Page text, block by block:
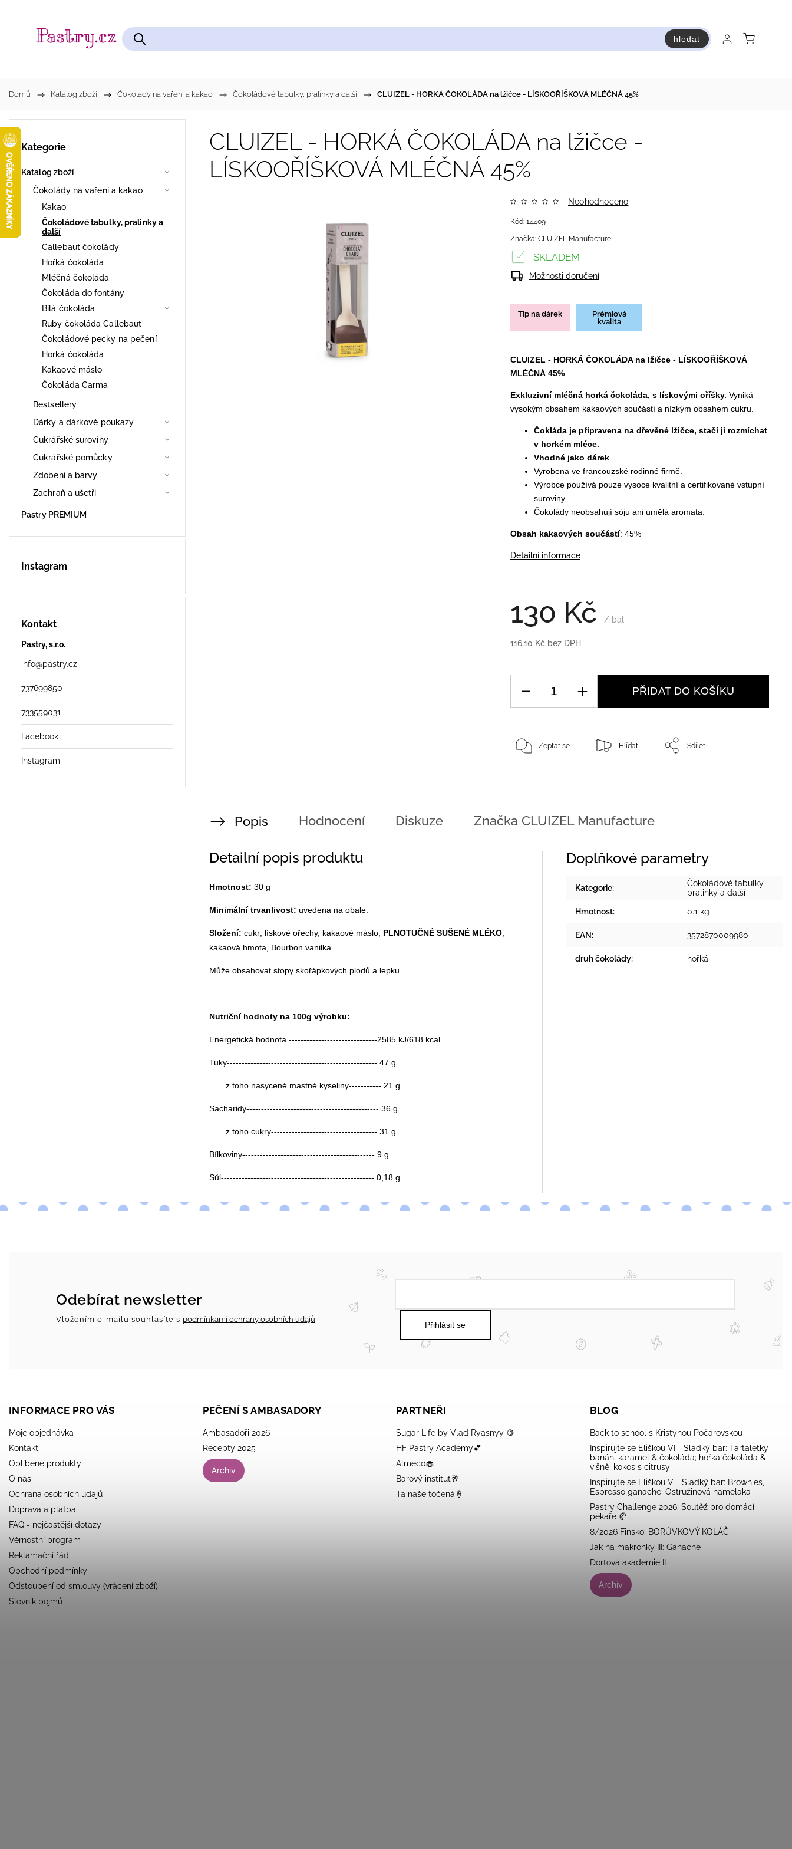
hledat
Domů / Katalog zboží / Čokolády na vaření a kakao / Čokoládové tabulky, pralinky a další / CLUIZEL - HORKÁ ČOKOLÁDA na lžičce - LÍSKOOŘÍŠKOVÁ MLÉČNÁ 45%
Kategorie
Katalog zboží
Čokolády na vaření a kakao
Kakao
Čokoládové tabulky, pralinky a
další
Callebaut čokolády
Hořká čokoláda
Mléčná čokoláda
Čokoláda do fontány
Bílá čokoláda
Ruby čokoláda Callebaut
Čokoládové pecky na pečení
Horká čokoláda
Kakaové máslo
Čokoláda Carma
Bestsellery
Dárky a dárkové poukazy
Cukrářské suroviny
Cukrářské pomůcky
Zdobení a barvy
Zachraň a ušetři
Pastry PREMIUM
Instagram
Kontakt
Pastry, s.r.o.
info@pastry.cz
737699850
733559031
Facebook
Instagram
CLUIZEL - HORKÁ ČOKOLÁDA na lžičce -
LÍSKOOŘÍŠKOVÁ MLÉČNÁ 45%
Značka: CLUIZEL Manufacture
Neohodnoceno
130 Kč / bal
116,10 Kč bez DPH
Kód: 14409
Tip na dárek
Prémiová
kvalita
CLUIZEL - HORKÁ ČOKOLÁDA na lžičce - LÍSKOOŘÍŠKOVÁ
MLÉČNÁ 45%
Exkluzivní mléčná horká čokoláda, s lískovými oříšky. Vyniká
vysokým obsahem kakaových součástí a nízkým obsahem cukru.
Čokláda je připravena na dřevěné lžičce, stačí ji rozmíchat
v horkém mléce.
Vhodné jako dárek
Vyrobena ve francouzské rodinné firmě.
Výrobce používá pouze vysoce kvalitní a certifikované vstupní
suroviny.
Čokolády neobsahují sóju ani umělá aromata.
Obsah kakaových součástí: 45%
Detailní informace
SKLADEM
Možnosti doručení
PŘIDAT DO KOŠÍKU
Zeptat se Hlídat Sdílet
Popis Hodnocení Diskuze Značka CLUIZEL Manufacture
Detailní popis produktu
Hmotnost: 30 g
Minimální trvanlivost: uvedena na obale.
Složení: cukr; lískové ořechy, kakaové máslo; PLNOTUČNÉ SUŠENÉ MLÉKO
kakaová hmota, Bourbon vanilka.
Může obsahovat stopy skořápkových plodů a lepku.
Nutriční hodnoty na 100g výrobku:
Energetická hodnota ------------------------------2585 kJ/618 kcal
Tuky--------------------------------------------------- 47 g
z toho nasycené mastné kyseliny----------- 21 g
Sacharidy--------------------------------------------- 36 g
z toho cukry------------------------------------ 31 g
Bílkoviny--------------------------------------------- 9 g
Sůl---------------------------------------------------- 0,18 g
Doplňkové parametry
Kategorie:
Čokoládové tabulky,
pralinky a další
Hmotnost: 0.1 kg
EAN : 3572870009980
druh čokolády: hořká
Odebírat newsletter
Vložením e-mailu souhlasíte s podmínkami ochrany osobních údajů
Přihlásit se
INFORMACE PRO VÁS
Moje objednávka
Kontakt
Oblíbené produkty
O nás
Ochrana osobních údajů
Doprava a platba
FAQ - nejčastější dotazy
Věrnostní program
Reklamační řád
Obchodní podmínky
Odstoupení od smlouvy (vrácení zboží)
Slovník pojmů
PEČENÍ S AMBASADORY
Ambasadoři 2026
Recepty 2025
Archiv
PARTNEŘI
Sugar Life by Vlad Ryasnyy 🍋
HF Pastry Academy💕
Almeco🧁
Barový institut🥂
Ta naše točená🍦
BLOG
Back to school s Kristýnou Počárovskou
Inspirujte se Eliškou VI - Sladký bar: Tartaletky
banán, karamel & čokoláda; hořká čokoláda &
višně; kokos s citrusy
Inspirujte se Eliškou V - Sladký bar: Brownies,
Espresso ganache, Ostružinová namelaka
Pastry Challenge 2026: Soutěž pro domácí
pekaře 🥐
8/2026 Finsko: BORŮVKOVÝ KOLÁČ
Jak na makronky III: Ganache
Dortová akademie II
Archiv